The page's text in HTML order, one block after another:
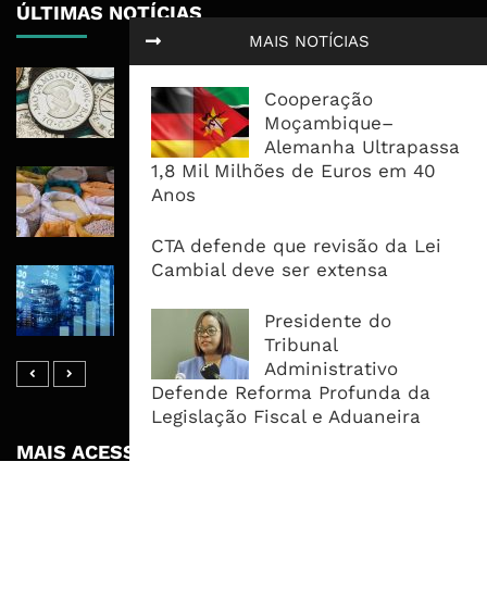
MAIS NOTÍCIAS
Cooperação
Moçambique–
Alemanha Ultrapassa
1,8 Mil Milhões de Euros em 40
Anos
CTA defende que revisão da Lei
Cambial deve ser extensa
Presidente do
Tribunal
Administrativo
Defende Reforma Profunda da
Legislação Fiscal e Aduaneira
ÚLTIMAS NOTÍCIAS
Recuperar em 2026, Mas Crédito,
Dívida e Divisas Limitam Aceleração
Commodities Agrícolas Entram Numa
Nova Fase de Risco Após Meses de
Dívida Pública Sobe Para 75,2% do
Endividamento Interno
MAIS ACESSADOS